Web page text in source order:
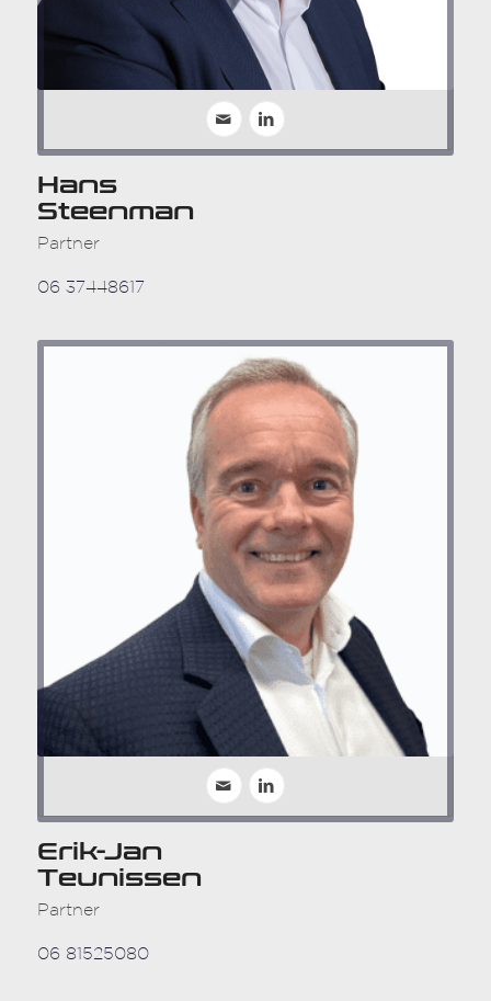
Hans
Steenman
Partner
06 37448617
Erik-Jan
Teunissen
Partner
06 81525080